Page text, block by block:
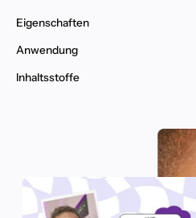
Eigenschaften
Anwendung
Inhaltsstoffe